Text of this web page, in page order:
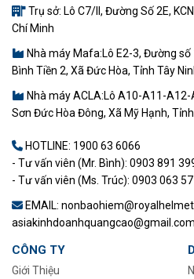
Trụ sở: Lô C7/II, Đường Số 2E,
Chí Minh
Nhà máy Mafa:Lô E2-3, Đường số
Bình Tiền 2, Xã Đức Hòa, Tỉnh Tây
Nhà máy ACLA:Lô A10-A11-
Sơn Đức Hòa Đông, Xã Mỹ Hạnh,
HOTLINE: 1900 63 6066
- Tư vấn viên (Mr. Bình): 0903 891
- Tư vấn viên (Ms. Trúc): 0903 063
EMAIL:
asiakinhdoanhquangcao@gmail.com
CÔNG TY
Giới Thiệu